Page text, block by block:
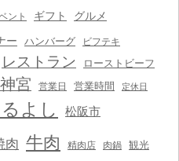
ント ギフト グルメ
ー ハンバーグ ビフテキ
レストラン ローストビーフ
宮 営業日 営業時間 定休日
よし 松阪市
肉 牛肉 精肉店 肉鍋 観光